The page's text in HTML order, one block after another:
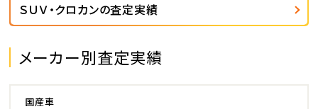
ＳＵＶ・クロカンの査定実績
メーカー別査定実績
国産車